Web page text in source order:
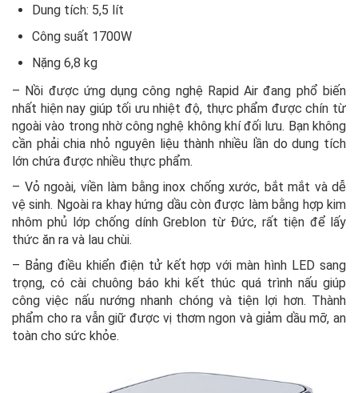
Dung tích: 5,5 lít
Công suất 1700W
Nặng 6,8 kg
– Nồi được ứng dụng công nghệ Rapid Air đang phổ biến
nhất hiện nay giúp tối ưu nhiệt độ, thực phẩm được chín từ
ngoài vào trong nhờ công nghệ không khí đối lưu. Bạn không
cần phải chia nhỏ nguyên liệu thành nhiều lần do dung tích
lớn chứa được nhiều thực phẩm.
– Vỏ ngoài, viền làm bằng inox chống xước, bắt mắt và dễ
vệ sinh. Ngoài ra khay hứng dầu còn được làm bằng hợp kim
nhôm phủ lớp chống dính Greblon từ Đức, rất tiện để lấy
thức ăn ra và lau chùi.
– Bảng điều khiển điện tử kết hợp với màn hình LED sang
trọng, có cài chuông báo khi kết thúc quá trình nấu giúp
công việc nấu nướng nhanh chóng và tiện lợi hơn. Thành
phẩm cho ra vẫn giữ được vị thơm ngon và giảm dầu mỡ, an
toàn cho sức khỏe.